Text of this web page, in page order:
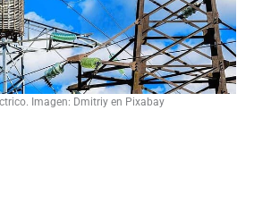
Imagen: Dmitriy en Pixabay